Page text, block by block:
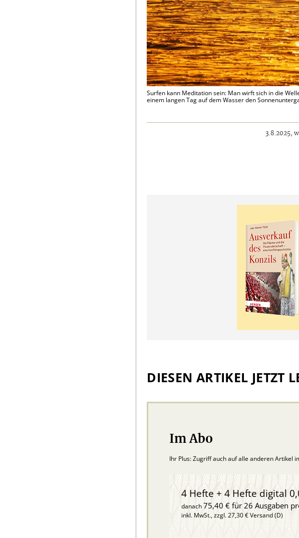
Surfen kann Meditation sein: Man wirft sich in die
einem langen Tag auf dem Wasser den
3.8.2025,
DIESEN ARTIKEL JETZT
Im Abo
Ihr Plus: Zugriff auch auf alle anderen Artikel
4 Hefte + 4 Hefte digital
danach75,40 € für 26 Ausgaben
inkl. MwSt., zzgl. 27,30 € Versand (D)